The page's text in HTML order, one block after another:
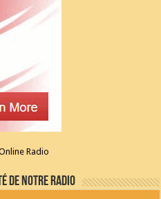
de notre radio